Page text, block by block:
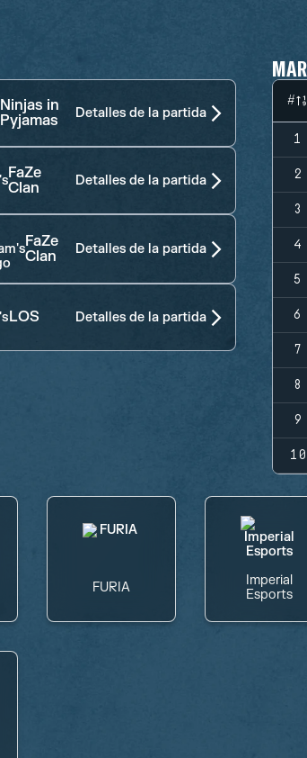
Ninjas in
Pyjamas
Detalles de la partida
FaZe
Clan
Detalles de la partida
FaZe
Clan
Detalles de la partida
LOS Detalles de la partida
#
1
2
3
4
5
6
7
8
9
10
FURIA
Imperial
Esports